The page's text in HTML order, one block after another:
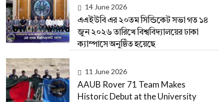
14 June 2026
এএইউবি এর ২০তম সিন্ডিকেট সভা গত ১৪
জুন ২০২৬ তারিখে বিশ্ববিদ্যালয়ের ঢাকা
ক্যাম্পাসে অনুষ্ঠিত হয়েছে
11 June 2026
AAUB Rover 71 Team Makes
Historic Debut at the University